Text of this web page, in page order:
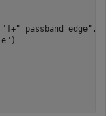
]+" passband edge" ,
)